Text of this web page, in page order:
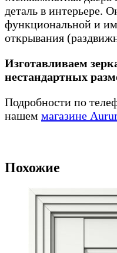
деталь в интерьере.
функциональной и
открывания
Изготавливаем
нестандартных
Подробности по
нашем магазине
Похожие